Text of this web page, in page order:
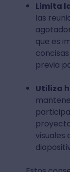
Limita
las
que es
previa
Utiliza
visuales